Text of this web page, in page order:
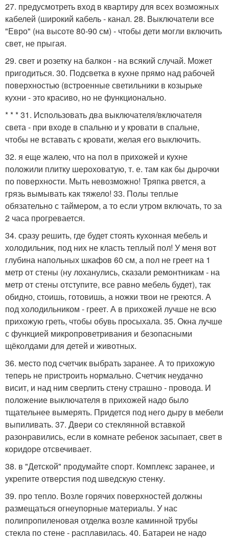
27. предусмотреть вход в квартиру для всех возможных
кабелей (широкий кабель - канал. 28. Выключатели все
"Евро" (на высоте 80-90 см) - чтобы дети могли включить
свет, не прыгая.
29. свет и розетку на балкон - на всякий случай. Может
пригодиться. 30. Подсветка в кухне прямо над рабочей
поверхностью (встроенные светильники в козырьке
кухни - это красиво, но не функционально.
* * * 31. Использовать два выключателя/включателя
света - при входе в спальню и у кровати в спальне,
чтобы не вставать с кровати, желая его выключить.
32. я еще жалею, что на пол в прихожей и кухне
положили плитку шероховатую, т. е. там как бы дырочки
по поверхности. Мыть невозможно! Тряпка рвется, а
грязь вымывать как тяжело! 33. Полы теплые
обязательно с таймером, а то если утром включать, то за
2 часа прогревается.
34. сразу решить, где будет стоять кухонная мебель и
холодильник, под них не класть теплый пол! У меня вот
глубина напольных шкафов 60 см, а пол не греет на 1
метр от стены (ну лоханулись, сказали ремонтникам - на
метр от стены отступите, все равно мебель будет), так
обидно, стоишь, готовишь, а ножки твои не греются. А
под холодильником - греет. А в прихожей лучше не всю
прихожую греть, чтобы обувь просыхала. 35. Окна лучше
с функцией микропроветривания и безопасными
щёколдами для детей и животных.
36. место под счетчик выбрать заранее. А то прихожую
теперь не пристроить нормально. Счетчик неудачно
висит, и над ним сверлить стену страшно - провода. И
положение выключателя в прихожей надо было
тщательнее вымерять. Придется под него дыру в мебели
выпиливать. 37. Двери со стеклянной вставкой
разонравились, если в комнате ребенок засыпает, свет в
коридоре отсвечивает.
38. в "Детской" продумайте спорт. Комплекс заранее, и
укрепите отверстия под шведскую стенку.
39. про тепло. Возле горячих поверхностей должны
размещаться огнеупорные материалы. У нас
полипропиленовая отделка возле каминной трубы
стекла по стене - расплавилась. 40. Батареи не надо